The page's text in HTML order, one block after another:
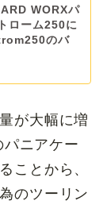
WORXパ
ローム250に
のバ
が大幅に増
ニアケー
ことから、
のツーリン